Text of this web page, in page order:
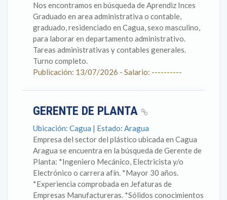
Nos encontramos en búsqueda de Aprendiz Inces
Graduado en area administrativa o contable,
graduado, residenciado en Cagua, sexo masculino,
para laborar en departamento administrativo.
Tareas administrativas y contables generales.
Turno completo.
Publicación: 13/07/2026 - Salario: ----------
GERENTE DE PLANTA
Ubicación: Cagua | Estado: Aragua
Empresa del sector del plástico ubicada en Cagua
Aragua se encuentra en la búsqueda de Gerente de
Planta: *Ingeniero Mecánico, Electricista y/o
Electrónico o carrera afín. *Mayor 30 años.
*Experiencia comprobada en Jefaturas de
Empresas Manufactureras. *Sólidos conocimientos